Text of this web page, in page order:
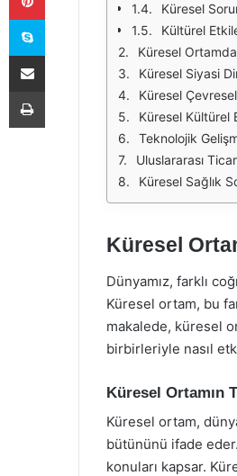
Küresel
Kültürel
Küresel
Küresel Siyasi
Küresel
Küresel Kültürel
Teknolojik
Uluslararası
Küresel Sağlık
Küresel
Dünyamız, farklı
Küresel ortam, bu
makalede, küresel
birbirleriyle nasıl
Küresel Ortamın
Küresel ortam,
bütününü ifade
konuları kapsar.
Skype
E-Posta ile paylaş